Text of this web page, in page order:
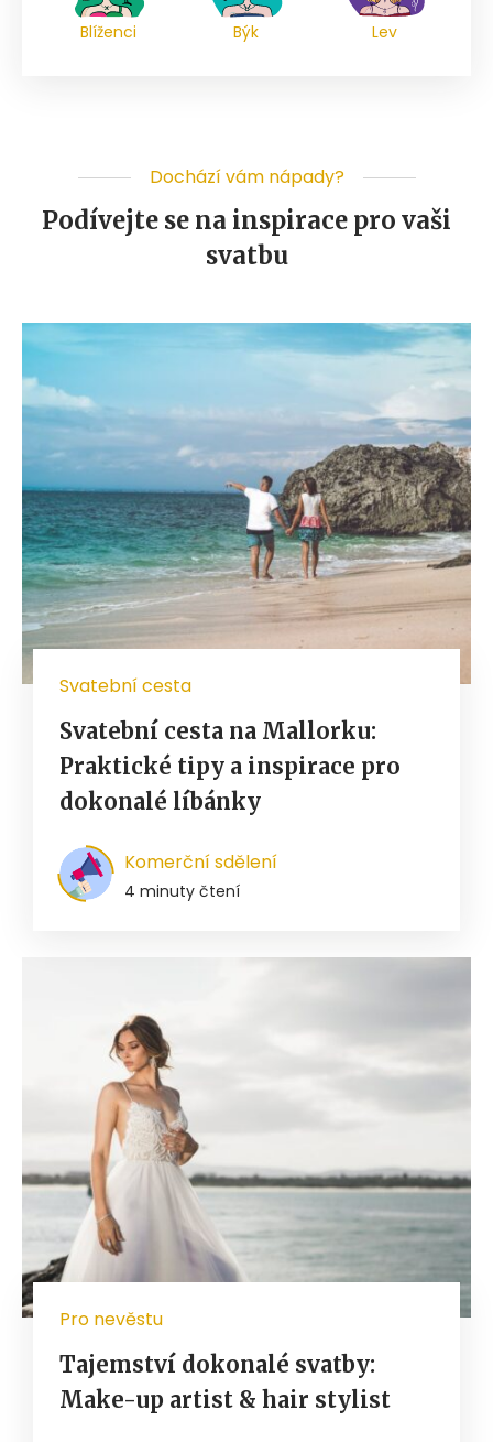
Blíženci Býk Lev
Dochází vám nápady?
Podívejte se na inspirace pro vaši
svatbu
Svatební cesta
Svatební cesta na Mallorku:
Praktické tipy a inspirace pro
dokonalé líbánky
Komerční sdělení
4 minuty čtení
Pro nevěstu
Tajemství dokonalé svatby:
Make-up artist & hair stylist